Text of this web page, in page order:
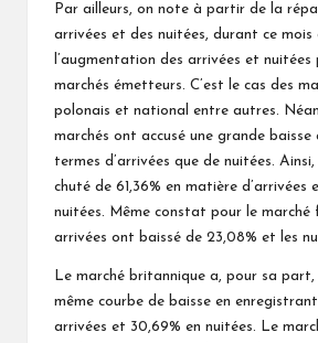
Par ailleurs, on note à partir de la
arrivées et des nuitées, durant ce mois
l’augmentation des arrivées et nuitées
marchés émetteurs. C’est le cas des
polonais et national entre autres.
marchés ont accusé une grande baisse
termes d’arrivées que de nuitées.
chuté de 61,36% en matière d’arrivées
nuitées. Même constat pour le marché
arrivées ont baissé de 23,08% et les
Le marché britannique a, pour sa part,
même courbe de baisse en
arrivées et 30,69% en nuitées. Le